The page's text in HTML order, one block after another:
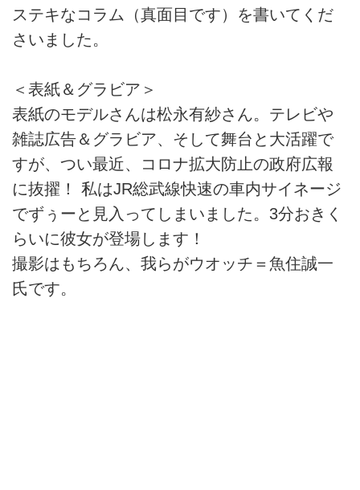
ステキなコラム（真面目です）を書いてくだ
さいました。
＜表紙＆グラビア＞
表紙のモデルさんは松永有紗さん。テレビや
雑誌広告＆グラビア、そして舞台と大活躍で
すが、つい最近、コロナ拡大防止の政府広報
に抜擢！ 私はJR総武線快速の車内サイネージ
でずぅーと見入ってしまいました。3分おきく
らいに彼女が登場します！
撮影はもちろん、我らがウオッチ＝魚住誠一
氏です。